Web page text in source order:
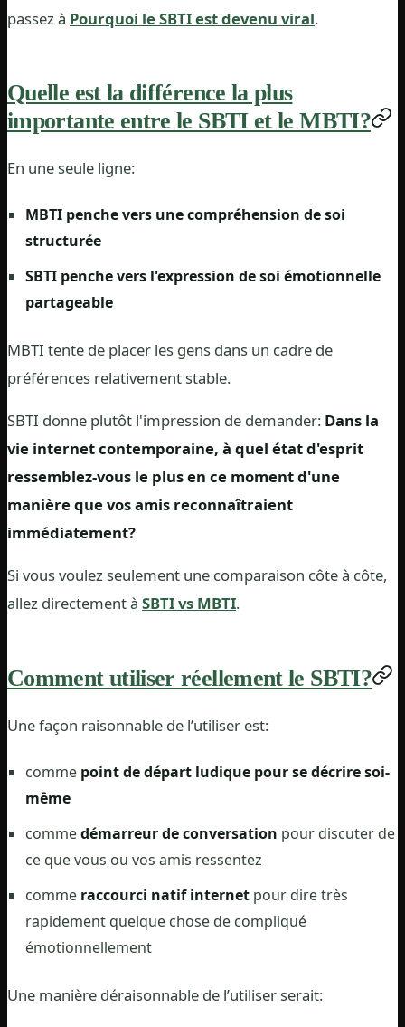
passez à Pourquoi le SBTI est devenu viral.
Quelle est la différence la plus
importante entre le SBTI et le MBTI?
En une seule ligne:
MBTI penche vers une compréhension de soi
structurée
SBTI penche vers l'expression de soi émotionnelle
partageable
MBTI tente de placer les gens dans un cadre de
préférences relativement stable.
SBTI donne plutôt l'impression de demander: Dans la
vie internet contemporaine, à quel état d'esprit
ressemblez-vous le plus en ce moment d'une
manière que vos amis reconnaîtraient
immédiatement?
Si vous voulez seulement une comparaison côte à côte,
allez directement à SBTI vs MBTI.
Comment utiliser réellement le SBTI?
Une façon raisonnable de l’utiliser est:
comme point de départ ludique pour se décrire soi-
même
commedémarreur de conversation pour discuter de
ce que vous ou vos amis ressentez
comme raccourci natif internet pour dire très
rapidement quelque chose de compliqué
émotionnellement
Une manière déraisonnable de l’utiliser serait: